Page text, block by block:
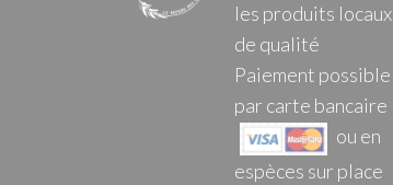
les produits locaux
de qualité
Paiement possible
par carte bancaire
ou en
espèces sur place